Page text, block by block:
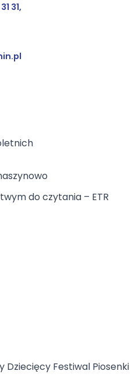
31,
do czytania – ETR
Dziecięcy Festiwal Piosenki